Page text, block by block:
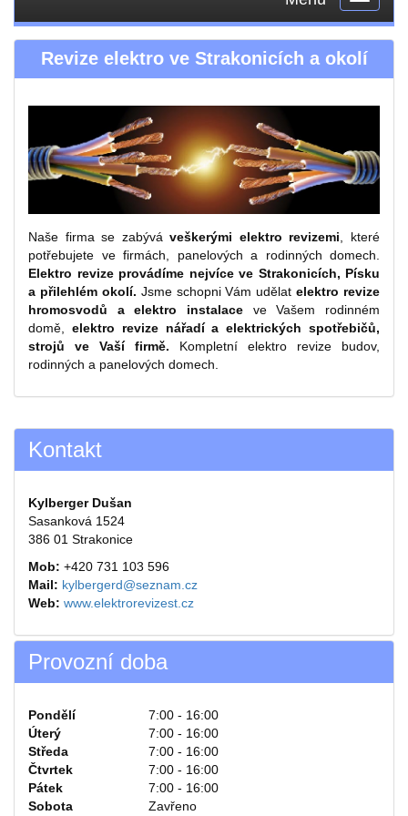
Revize elektro ve Strakonicích a okolí
Naše firma se zabýváveškerými elektro revizemi, které
potřebujete ve firmách, panelových a rodinných domech.
Elektro revize provádíme nejvíce ve Strakonicích, Písku
a přilehlém okolí. Jsme schopni Vám udělatelektro revize
hromosvodů a elektro instalace ve Vašem rodinném
domě, elektro revize nářadí a elektrických spotřebičů,
strojů ve Vaší firmě. Kompletní elektro revize budov,
rodinných a panelových domech.
Kontakt
Kylberger Dušan
Sasanková 1524
386 01 Strakonice
Mob: +420 731 103 596
Mail: kylbergerd@seznam.cz
Web: www.elektrorevizest.cz
Provozní doba
Pondělí
7:00 - 16:00
Úterý
7:00 - 16:00
Středa
7:00 - 16:00
Čtvrtek
7:00 - 16:00
Pátek
7:00 - 16:00
Sobota
Zavřeno